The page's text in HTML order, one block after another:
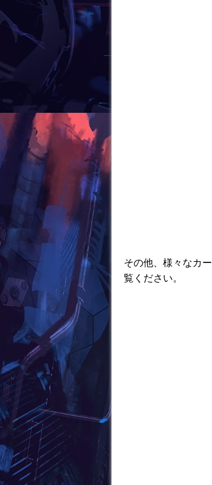
その他、様々なカ
覧ください。